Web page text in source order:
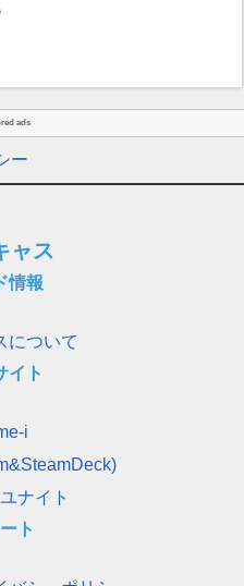
ads
ー
ャス
情報
について
イト
i
ナイト
ト